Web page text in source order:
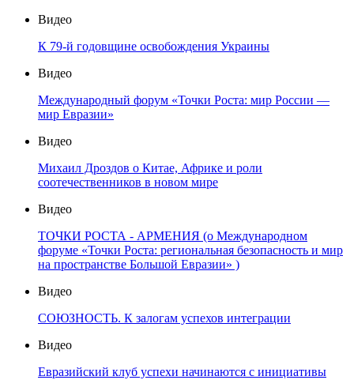
Видео
К 79-й годовщине освобождения Украины
Видео
Международный форум «Точки Роста: мир России —
мир Евразии»
Видео
Михаил Дроздов о Китае, Африке и роли
соотечественников в новом мире
Видео
ТОЧКИ РОСТА - АРМЕНИЯ (о Международном
форуме «Точки Роста: региональная безопасность и мир
на пространстве Большой Евразии» )
Видео
СОЮЗНОСТЬ. К залогам успехов интеграции
Видео
Евразийский клуб успехи начинаются с инициативы